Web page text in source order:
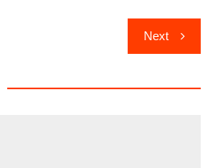
Next